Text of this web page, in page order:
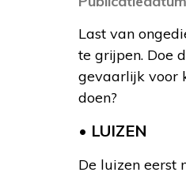
Last van
te grijpen. Doe
gevaarlijk voor
doen?
• LUIZEN
De luizen eerst